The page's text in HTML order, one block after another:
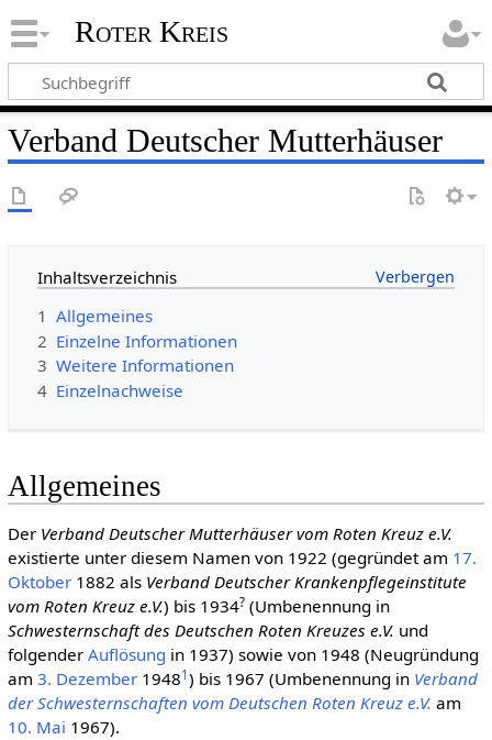
Roter Kreis
Verband Deutscher Mutterhäuser
Inhaltsverzeichnis
1 Allgemeines
2 Einzelne Informationen
3 Weitere Informationen
4 Einzelnachweise
Allgemeines
Der Verband Deutscher Mutterhäuser vom Roten Kreuz e.V.
existierte unter diesem Namen von 1922 (gegründet am 17.
Oktober1882 als Verband Deutscher Krankenpflegeinstitute
vom Roten Kreuz e.V.) bis 1934?(Umbenennung in
Schwesternschaft des Deutschen Roten Kreuzes e.V. und
folgender Auflösung in 1937) sowie von 1948 (Neugründung
am 3. Dezember19481 ) bis 1967 (Umbenennung in Verband
der Schwesternschaften vom Deutschen Roten Kreuz e.V. am
10. Mai 1967).